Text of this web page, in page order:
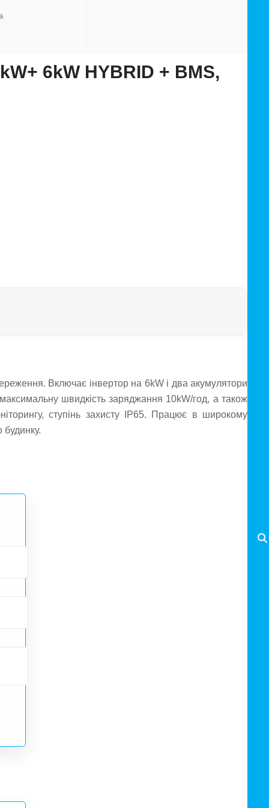
6kW HYBRID + BMS,
Включає інвертор на 6kW і два акумулятори
швидкість заряджання 10kW/год, а також
ступінь захисту IP65. Працює в широкому